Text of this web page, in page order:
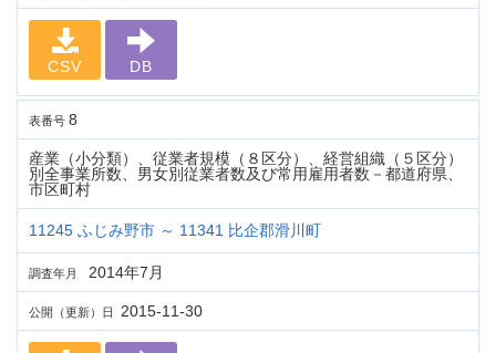
CSV DB
表番号 8
産業（小分類）、従業者規模（８区分）、経営組織（５区分）
別全事業所数、男女別従業者数及び常用雇用者数－都道府県、
市区町村
11245 ふじみ野市 ～ 11341 比企郡滑川町
調査年月 2014年7月
公開（更新）日 2015-11-30